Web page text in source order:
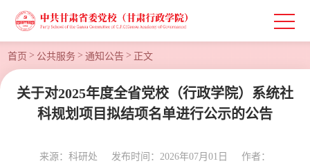
首页 > 公共服务 > 通知公告 > 正文
关于对2025年度全省党校（行政学院）系统社
科规划项目拟结项名单进行公示的公告
来源：科研处 发布时间：2026年07月01日
作者：